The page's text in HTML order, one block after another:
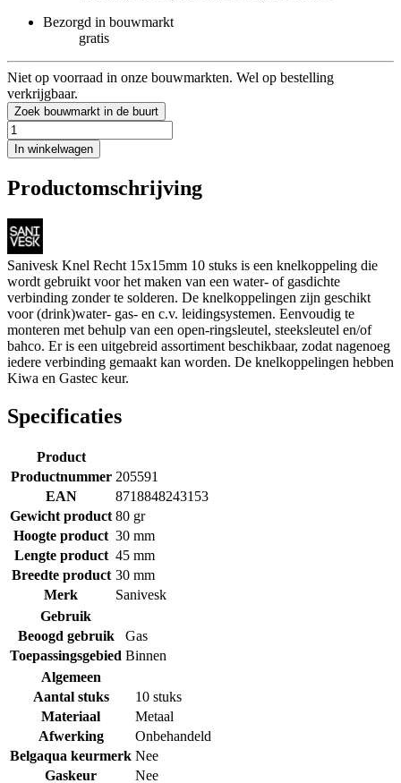
Bezorgd in bouwmarkt
gratis
Niet op voorraad in onze bouwmarkten. Wel op bestelling
verkrijgbaar.
Zoek bouwmarkt in de buurt
In winkelwagen
Productomschrijving
Sanivesk Knel Recht 15x15mm 10 stuks is een knelkoppeling die
wordt gebruikt voor het maken van een water- of gasdichte
verbinding zonder te solderen. De knelkoppelingen zijn geschikt
voor (drink)water- gas- en c.v. leidingsystemen. Eenvoudig te
monteren met behulp van een open-ringsleutel, steeksleutel en/of
bahco. Er is een uitgebreid assortiment beschikbaar, zodat nagenoeg
iedere verbinding gemaakt kan worden. De knelkoppelingen hebben
Kiwa en Gastec keur.
Specificaties
Product
Productnummer 205591
EAN
8718848243153
Gewicht product 80 gr
Hoogte product 30 mm
Lengte product 45 mm
Breedte product 30 mm
Merk
Sanivesk
Gebruik
Beoogd gebruik
Gas
Toepassingsgebied Binnen
Algemeen
Aantal stuks
10 stuks
Materiaal
Metaal
Afwerking
Onbehandeld
Belgaqua keurmerk Nee
Gaskeur
Nee